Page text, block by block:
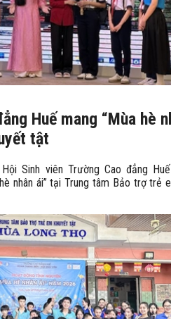
Huế mang “Mùa hè
tật
Sinh viên Trường Cao đẳng
nhân ái” tại Trung tâm Bảo trợ trẻ